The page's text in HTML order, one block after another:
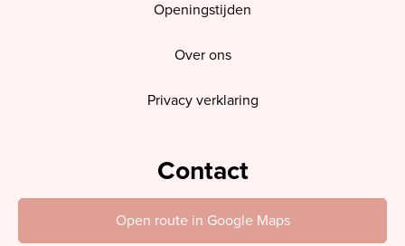
Openingstijden
Over ons
Privacy verklaring
Contact
Open route in Google Maps